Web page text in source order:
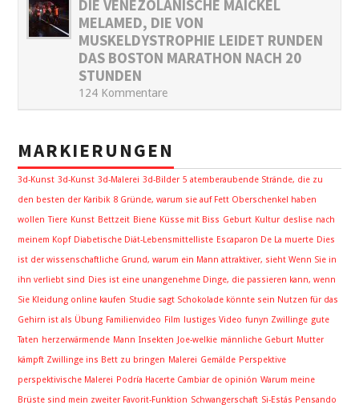
DIE VENEZOLANISCHE MAICKEL
MELAMED, DIE VON
MUSKELDYSTROPHIE LEIDET RUNDEN
DAS BOSTON MARATHON NACH 20
STUNDEN
124 Kommentare
MARKIERUNGEN
3d-Kunst 3d-Kunst 3d-Malerei 3d-Bilder 5 atemberaubende Strände, die zu
den besten der Karibik 8 Gründe, warum sie auf Fett Oberschenkel haben
wollen Tiere Kunst Bettzeit Biene Küsse mit Biss Geburt Kultur deslise nach
meinem Kopf Diabetische Diät-Lebensmittelliste Escaparon De La muerte Dies
ist der wissenschaftliche Grund, warum ein Mann attraktiver, sieht Wenn Sie in
ihn verliebt sind Dies ist eine unangenehme Dinge, die passieren kann, wenn
Sie Kleidung online kaufen Studie sagt Schokolade könnte sein Nutzen für das
Gehirn ist als Übung Familienvideo Film lustiges Video funyn Zwillinge gute
Taten herzerwärmende Mann Insekten Joe-welkie männliche Geburt Mutter
kämpft Zwillinge ins Bett zu bringen Malerei Gemälde Perspektive
perspektivische Malerei Podría Hacerte Cambiar de opinión Warum meine
Brüste sind mein zweiter Favorit-Funktion Schwangerschaft Si-Estás Pensando